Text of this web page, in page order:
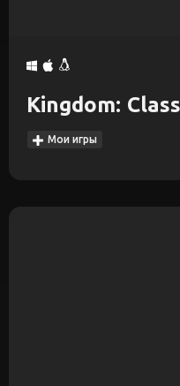
Kingdom:
Мои игры